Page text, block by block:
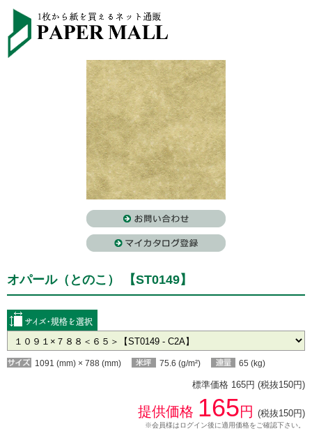
オパール（とのこ） 【ST0149】
1091 (mm) × 788 (mm) 75.6 (g/m²) 65 (kg)
標準価格 165円 (税抜150円)
提供価格 165円 (税抜150円)
※会員様はログイン後に適用価格をご確認下さい。